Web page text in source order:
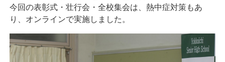
今回の表彰式・壮行会・全校集会は、熱中症対策もあ
り、オンラインで実施しました。